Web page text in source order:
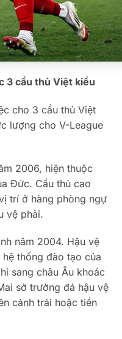
3 cầu thủ Việt kiều
cho 3 cầu thủ Việt
lượng cho V-League
2006, hiện thuộc
Đức. Cầu thủ cao
trí ở hàng phòng ngự
vệ phải.
năm 2004. Hậu vệ
thống đào tạo của
sang châu Âu khoác
sở trường đá hậu vệ
cánh trái hoặc tiền